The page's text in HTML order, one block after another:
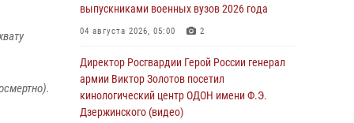
Краснодарском крае
07 августа 2026, 12:37
Юные гости из летних лагерей посетили
кинологический центр Росгвардии (видео)
07 августа 2026, 12:20 3 1
выпускниками военных вузов 2026 года
04 августа 2026, 05:00 2
Директор Росгвардии Герой России генерал
армии Виктор Золотов посетил
кинологический центр ОДОН имени Ф.Э.
Дзержинского (видео)